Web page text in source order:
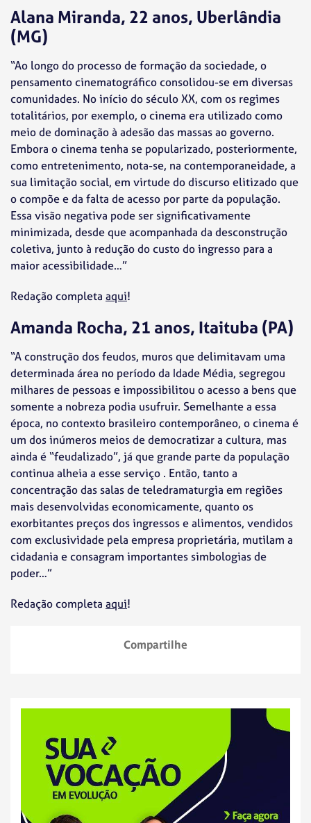
Alana Miranda, 22 anos, Uberlândia
(MG)
“Ao longo do processo de formação da sociedade, o
pensamento cinematográfico consolidou-se em diversas
comunidades. No início do século XX, com os regimes
totalitários, por exemplo, o cinema era utilizado como
meio de dominação à adesão das massas ao governo.
Embora o cinema tenha se popularizado, posteriormente,
como entretenimento, nota-se, na contemporaneidade, a
sua limitação social, em virtude do discurso elitizado que
o compõe e da falta de acesso por parte da população.
Essa visão negativa pode ser significativamente
minimizada, desde que acompanhada da desconstrução
coletiva, junto à redução do custo do ingresso para a
maior acessibilidade…”
Redação completa aqui!
Amanda Rocha, 21 anos, Itaituba (PA)
“A construção dos feudos, muros que delimitavam uma
determinada área no período da Idade Média, segregou
milhares de pessoas e impossibilitou o acesso a bens que
somente a nobreza podia usufruir. Semelhante a essa
época, no contexto brasileiro contemporâneo, o cinema é
um dos inúmeros meios de democratizar a cultura, mas
ainda é “feudalizado”, já que grande parte da população
continua alheia a esse serviço . Então, tanto a
concentração das salas de teledramaturgia em regiões
mais desenvolvidas economicamente, quanto os
exorbitantes preços dos ingressos e alimentos, vendidos
com exclusividade pela empresa proprietária, mutilam a
cidadania e consagram importantes simbologias de
poder…”
Redação completa aqui!
Compartilhe